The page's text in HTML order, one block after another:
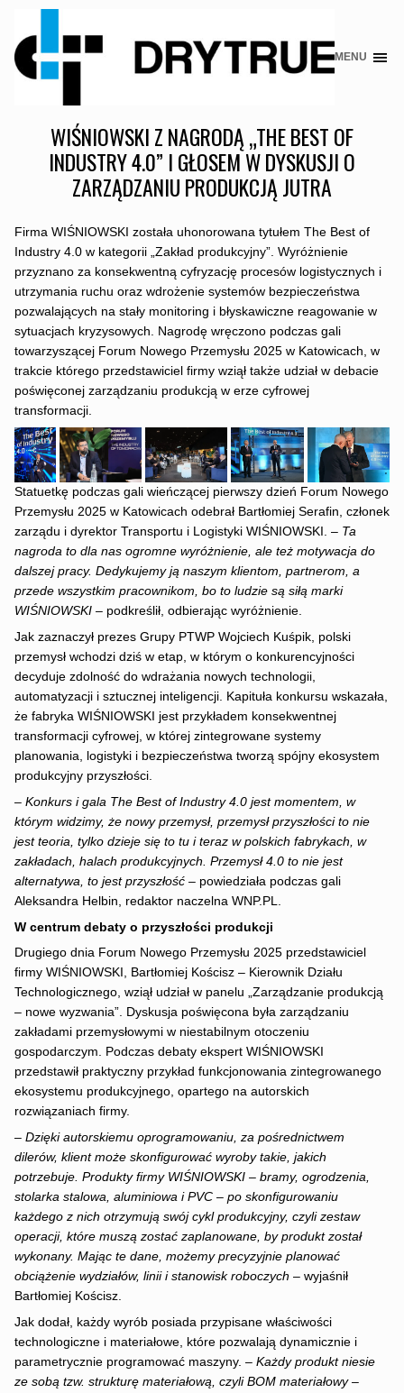
Skip
MENU
WIŚNIOWSKI Z NAGRODĄ „THE BEST OF
INDUSTRY 4.0” I GŁOSEM W DYSKUSJI O
ZARZĄDZANIU PRODUKCJĄ JUTRA
Firma WIŚNIOWSKI została uhonorowana tytułem The Best of
Industry 4.0 w kategorii „Zakład produkcyjny”. Wyróżnienie
przyznano za konsekwentną cyfryzację procesów logistycznych i
utrzymania ruchu oraz wdrożenie systemów bezpieczeństwa
pozwalających na stały monitoring i błyskawiczne reagowanie w
sytuacjach kryzysowych. Nagrodę wręczono podczas gali
towarzyszącej Forum Nowego Przemysłu 2025 w Katowicach, w
trakcie którego przedstawiciel firmy wziął także udział w debacie
poświęconej zarządzaniu produkcją w erze cyfrowej
transformacji.
Statuetkę podczas gali wieńczącej pierwszy dzień Forum Nowego
Przemysłu 2025 w Katowicach odebrał Bartłomiej Serafin, członek
zarządu i dyrektor Transportu i Logistyki WIŚNIOWSKI. – Ta
nagroda to dla nas ogromne wyróżnienie, ale też motywacja do
dalszej pracy. Dedykujemy ją naszym klientom, partnerom, a
przede wszystkim pracownikom, bo to ludzie są siłą marki
WIŚNIOWSKI – podkreślił, odbierając wyróżnienie.
Jak zaznaczył prezes Grupy PTWP Wojciech Kuśpik, polski
przemysł wchodzi dziś w etap, w którym o konkurencyjności
decyduje zdolność do wdrażania nowych technologii,
automatyzacji i sztucznej inteligencji. Kapituła konkursu wskazała,
że fabryka WIŚNIOWSKI jest przykładem konsekwentnej
transformacji cyfrowej, w której zintegrowane systemy
planowania, logistyki i bezpieczeństwa tworzą spójny ekosystem
produkcyjny przyszłości.
– Konkurs i gala The Best of Industry 4.0 jest momentem, w
którym widzimy, że nowy przemysł, przemysł przyszłości to nie
jest teoria, tylko dzieje się to tu i teraz w polskich fabrykach, w
zakładach, halach produkcyjnych. Przemysł 4.0 to nie jest
alternatywa, to jest przyszłość– powiedziała podczas gali
Aleksandra Helbin, redaktor naczelna WNP.PL.
W centrum debaty o przyszłości produkcji
Drugiego dnia Forum Nowego Przemysłu 2025 przedstawiciel
firmy WIŚNIOWSKI, Bartłomiej Kościsz – Kierownik Działu
Technologicznego, wziął udział w panelu „Zarządzanie produkcją
– nowe wyzwania”. Dyskusja poświęcona była zarządzaniu
zakładami przemysłowymi w niestabilnym otoczeniu
gospodarczym. Podczas debaty ekspert WIŚNIOWSKI
przedstawił praktyczny przykład funkcjonowania zintegrowanego
ekosystemu produkcyjnego, opartego na autorskich
rozwiązaniach firmy.
– Dzięki autorskiemu oprogramowaniu, za pośrednictwem
dilerów, klient może skonfigurować wyroby takie, jakich
potrzebuje. Produkty firmy WIŚNIOWSKI – bramy, ogrodzenia,
stolarka stalowa, aluminiowa i PVC –po skonfigurowaniu
każdego z nich otrzymują swój cykl produkcyjny, czyli zestaw
operacji, które muszą zostać zaplanowane, by produkt został
wykonany. Mając te dane, możemy precyzyjnie planować
obciążenie wydziałów, linii i stanowisk roboczych – wyjaśnił
Bartłomiej Kościsz.
Jak dodał, każdy wyrób posiada przypisane właściwości
technologiczne i materiałowe, które pozwalają dynamicznie i
parametrycznie programować maszyny. – Każdy produkt niesie
ze sobą tzw. strukturę materiałową, czyli BOM materiałowy –